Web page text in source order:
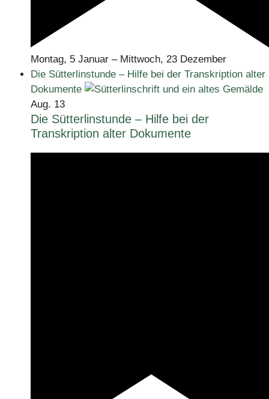
Montag, 5 Januar – Mittwoch, 23 Dezember
Die Sütterlinstunde – Hilfe bei der Transkription alter
Dokumente
Aug. 13
Die Sütterlinstunde – Hilfe bei der
Transkription alter Dokumente